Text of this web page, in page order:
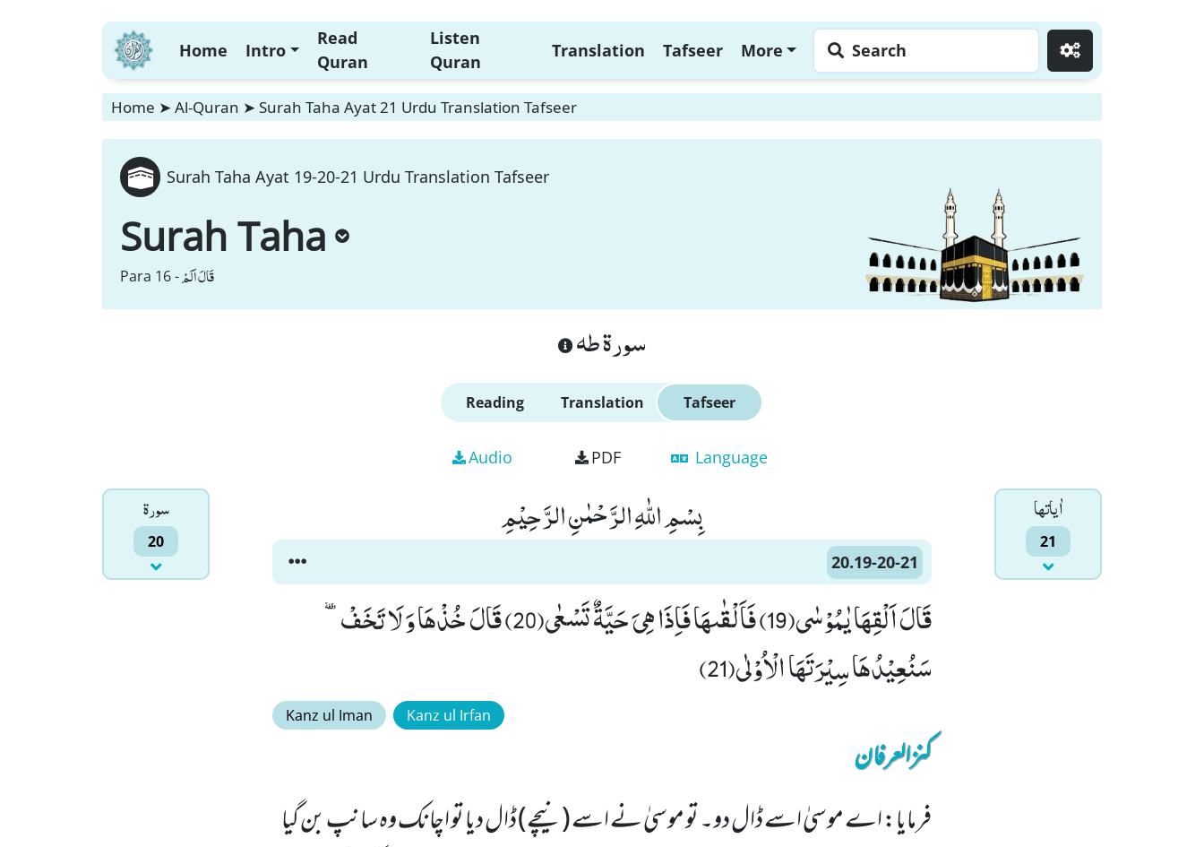
Home Intro
Read
Quran
Listen
Quran
Translation Tafseer More Search
Home ➤ Al-Quran ➤ Surah Taha Ayat 21 Urdu Translation Tafseer
Surah Taha Ayat 19-20-21 Urdu Translation Tafseer
Surah Taha
Para 16 -قَالَ اَلَمْ
سورة طه
Reading Translation Tafseer
Audio PDF Language
سورۃ
20
اٰياتها
21
بِسْمِ اللّٰهِ الرَّحْمٰنِ الرَّحِیْمِ
20.19-20-21
قَالَ اَلْقِهَا یٰمُوْسٰى(19) فَاَلْقٰىهَا فَاِذَا هِیَ حَیَّةٌ تَسْعٰى(20) قَالَ خُذْهَا وَ لَا تَخَفْٙ-
سَنُعِیْدُهَا سِیْرَتَهَا الْاُوْلٰى(21)
Kanz ul Iman Kanz ul Irfan
کنزالعرفان
فرمایا: اے موسیٰ اسے ڈال دو۔ تو موسیٰ نے اسے (نیچے) ڈال دیا تو اچانک وہ سانپ بن گیا